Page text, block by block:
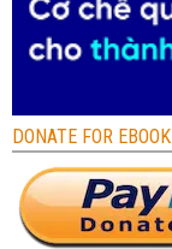
DONATE FOR